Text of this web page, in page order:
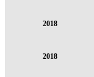
2018
2018